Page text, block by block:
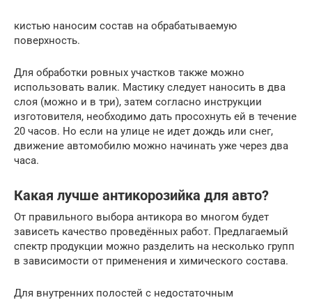
кистью наносим состав на обрабатываемую
поверхность.
Для обработки ровных участков также можно
использовать валик. Мастику следует наносить в два
слоя (можно и в три), затем согласно инструкции
изготовителя, необходимо дать просохнуть ей в течение
20 часов. Но если на улице не идет дождь или снег,
движение автомобилю можно начинать уже через два
часа.
Какая лучше антикорозийка для авто?
От правильного выбора антикора во многом будет
зависеть качество проведённых работ. Предлагаемый
спектр продукции можно разделить на несколько групп
в зависимости от применения и химического состава.
Для внутренних полостей с недостаточным